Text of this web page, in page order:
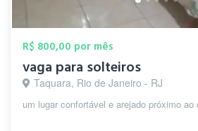
R$ 800,00 por mês
vaga para solteiros
Taquara, Rio de Janeiro - RJ
um lugar confortável e arejado próximo ao